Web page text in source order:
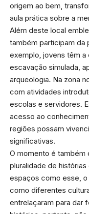
origem ao bem,
aula prática sobre a
Além deste local
também participam da
exemplo, jovens têm a
escavação simulada,
arqueologia. Na zona
com atividades
escolas e servidores.
acesso ao
regiões possam
significativas.
O momento é também
pluralidade de
espaços como esse,
como diferentes
entrelaçaram para dar